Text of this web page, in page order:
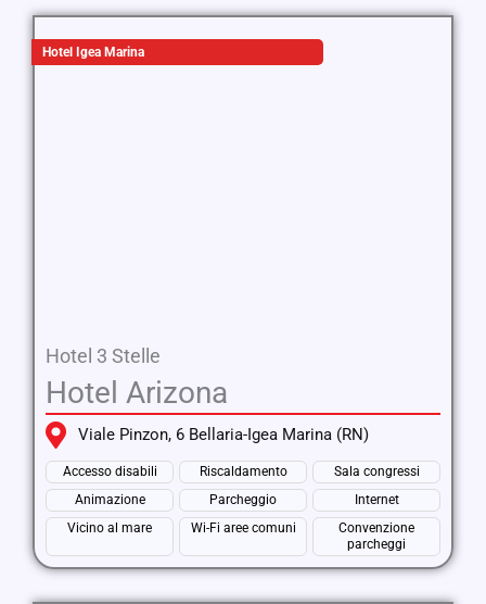
Hotel Igea Marina
Hotel 3 Stelle
Hotel Arizona
Viale Pinzon, 6 Bellaria-Igea Marina (RN)
Accesso disabili Riscaldamento
Sala congressi
Animazione
Parcheggio
Internet
Vicino al mare
Wi-Fi aree comuni
Convenzione
parcheggi